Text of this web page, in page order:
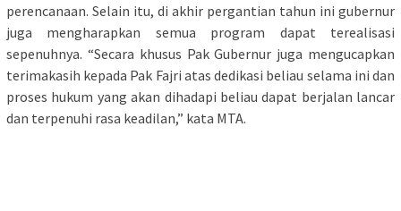
perencanaan. Selain itu, di akhir pergantian tahun ini gubernur
juga mengharapkan semua program dapat terealisasi
sepenuhnya. “Secara khusus Pak Gubernur juga mengucapkan
terimakasih kepada Pak Fajri atas dedikasi beliau selama ini dan
proses hukum yang akan dihadapi beliau dapat berjalan lancar
dan terpenuhi rasa keadilan,” kata MTA.